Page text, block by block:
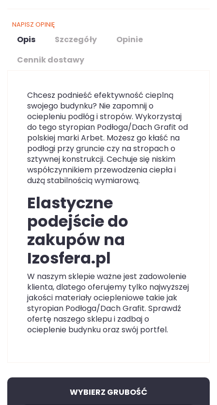
NAPISZ OPINIĘ
Opis Szczegóły
Opinie
Cennik dostawy
Chcesz podnieść efektywność cieplną
swojego budynku? Nie zapomnij o
ociepleniu podłóg i stropów. Wykorzystaj
do tego styropian Podłoga/Dach Grafit od
polskiej marki Arbet. Możesz go kłaść na
podłogi przy gruncie czy na stropach o
sztywnej konstrukcji. Cechuje się niskim
współczynnikiem przewodzenia ciepła i
dużą stabilnością wymiarową.
Elastyczne
podejście do
zakupów na
Izosfera.pl
W naszym sklepie ważne jest zadowolenie
klienta, dlatego oferujemy tylko najwyższej
jakości materiały ociepleniowe takie jak
styropian Podłoga/Dach Grafit. Sprawdź
ofertę naszego sklepu i zadbaj o
ocieplenie budynku oraz swój portfel.
WYBIERZ GRUBOŚĆ